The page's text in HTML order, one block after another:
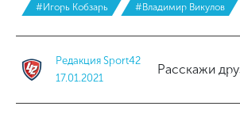
#Игорь Кобзарь
#Владимир Викулов
Редакция Sport42
17.01.2021
Расскажи